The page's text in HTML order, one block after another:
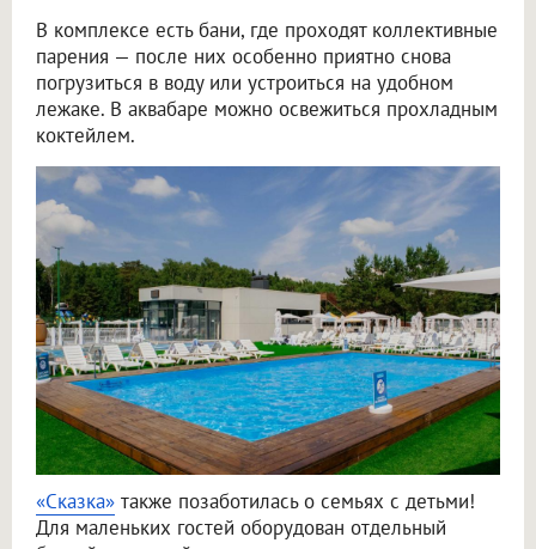
В комплексе есть бани, где проходят коллективные
парения — после них особенно приятно снова
погрузиться в воду или устроиться на удобном
лежаке. В аквабаре можно освежиться прохладным
коктейлем.
«Сказка» также позаботилась о семьях с детьми!
Для маленьких гостей оборудован отдельный